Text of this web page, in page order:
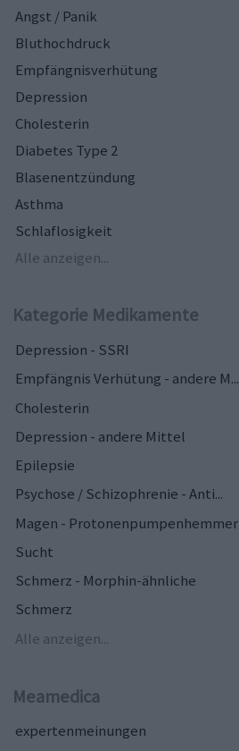
Angst / Panik
Bluthochdruck
Empfängnisverhütung
Depression
Cholesterin
Diabetes Type 2
Blasenentzündung
Asthma
Schlaflosigkeit
Alle anzeigen...
Kategorie Medikamente
Depression - SSRI
Empfängnis Verhütung - andere M...
Cholesterin
Depression - andere Mittel
Epilepsie
Psychose / Schizophrenie - Anti...
Magen - Protonenpumpenhemmer
Sucht
Schmerz - Morphin-ähnliche
Schmerz
Alle anzeigen...
Meamedica
expertenmeinungen